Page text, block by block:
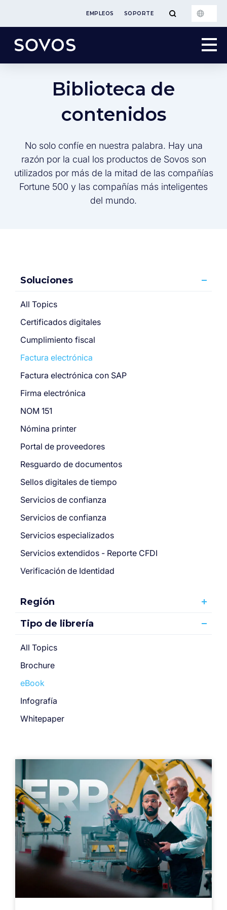
EMPLEOS SOPORTE
Biblioteca de
contenidos
No solo confíe en nuestra palabra. Hay una
razón por la cual los productos de Sovos son
utilizados por más de la mitad de las compañías
Fortune 500 y las compañías más inteligentes
del mundo.
Soluciones
All Topics
Certificados digitales
Cumplimiento fiscal
Factura electrónica
Factura electrónica con SAP
Firma electrónica
NOM 151
Nómina printer
Portal de proveedores
Resguardo de documentos
Sellos digitales de tiempo
Servicios de confianza
Servicios de confianza
Servicios especializados
Servicios extendidos - Reporte CFDI
Verificación de Identidad
Región
Tipo de librería
All Topics
Brochure
eBook
Infografía
Whitepaper